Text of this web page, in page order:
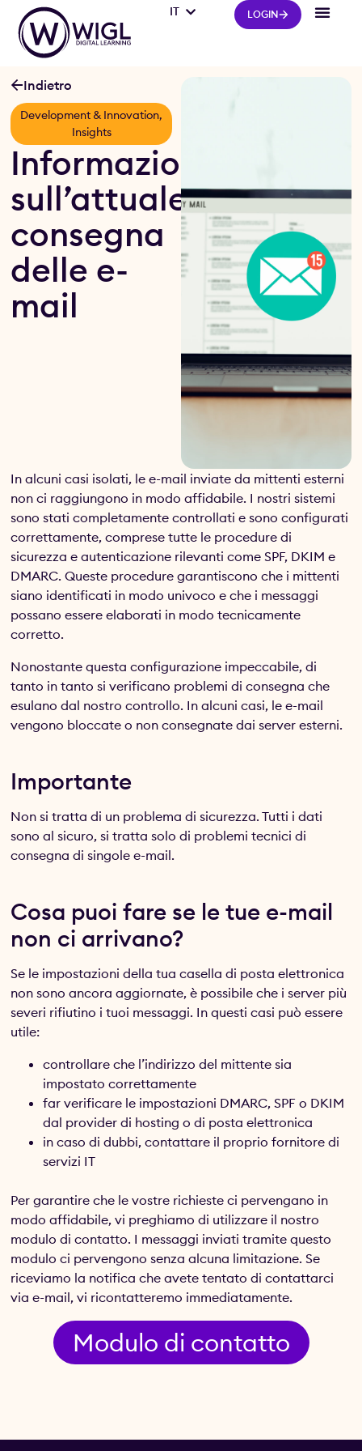
LOGIN
IT
FR
Indietro
Development & Innovation,
Insights
Informazioni
sull’attuale
consegna
delle e-
mail
In alcuni casi isolati, le e-mail inviate da mittenti esterni
non ci raggiungono in modo affidabile. I nostri sistemi
sono stati completamente controllati e sono configurati
correttamente, comprese tutte le procedure di
sicurezza e autenticazione rilevanti come SPF, DKIM e
DMARC. Queste procedure garantiscono che i mittenti
siano identificati in modo univoco e che i messaggi
possano essere elaborati in modo tecnicamente
corretto.
Nonostante questa configurazione impeccabile, di
tanto in tanto si verificano problemi di consegna che
esulano dal nostro controllo. In alcuni casi, le e-mail
vengono bloccate o non consegnate dai server esterni.
Importante
Non si tratta di un problema di sicurezza. Tutti i dati
sono al sicuro, si tratta solo di problemi tecnici di
consegna di singole e-mail.
Cosa puoi fare se le tue e-mail
non ci arrivano?
Se le impostazioni della tua casella di posta elettronica
non sono ancora aggiornate, è possibile che i server più
severi rifiutino i tuoi messaggi. In questi casi può essere
utile:
controllare che l’indirizzo del mittente sia
impostato correttamente
far verificare le impostazioni DMARC, SPF o DKIM
dal provider di hosting o di posta elettronica
in caso di dubbi, contattare il proprio fornitore di
servizi IT
Per garantire che le vostre richieste ci pervengano in
modo affidabile, vi preghiamo di utilizzare il nostro
modulo di contatto. I messaggi inviati tramite questo
modulo ci pervengono senza alcuna limitazione. Se
riceviamo la notifica che avete tentato di contattarci
via e-mail, vi ricontatteremo immediatamente.
Modulo di contatto